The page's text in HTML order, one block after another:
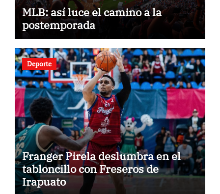
MLB: así luce el camino a la
postemporada
Deporte
Franger Pirela deslumbra en el
tabloncillo con Freseros de
Irapuato